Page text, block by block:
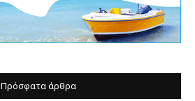
Πρόσφατα άρθρα